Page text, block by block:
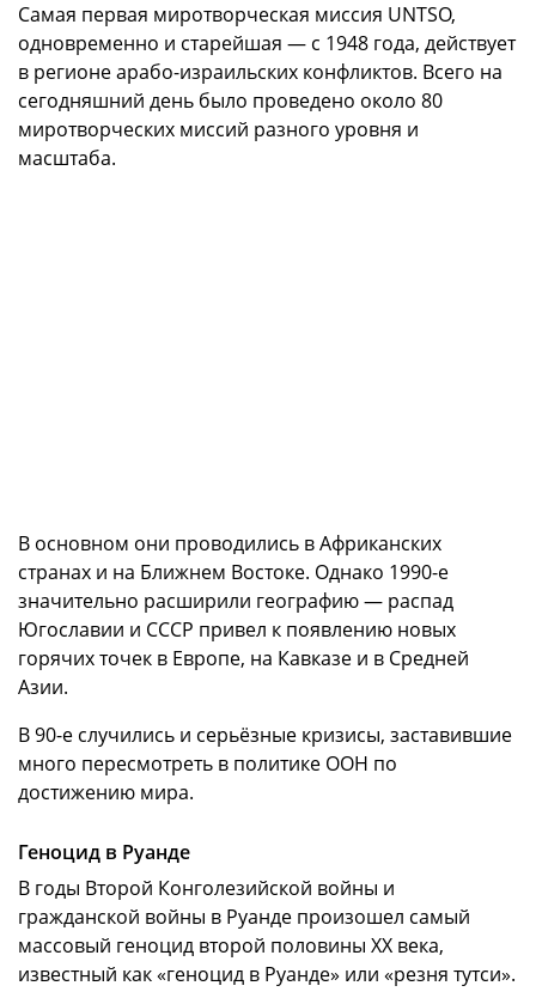
Самая первая миротворческая миссия UNTSO,
одновременно и старейшая — с 1948 года, действует
в регионе арабо-израильских конфликтов. Всего на
сегодняшний день было проведено около 80
миротворческих миссий разного уровня и
масштаба.
В основном они проводились в Африканских
странах и на Ближнем Востоке. Однако 1990-е
значительно расширили географию — распад
Югославии и СССР привел к появлению новых
горячих точек в Европе, на Кавказе и в Средней
Азии.
В 90-е случились и серьёзные кризисы, заставившие
много пересмотреть в политике ООН по
достижению мира.
Геноцид в Руанде
В годы Второй Конголезийской войны и
гражданской войны в Руанде произошел самый
массовый геноцид второй половины XX века,
известный как «геноцид в Руанде» или «резня тутси».